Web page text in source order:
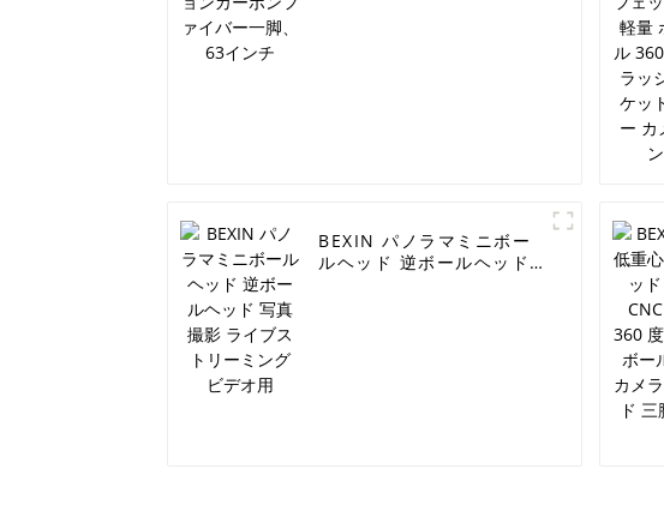
BEXIN パノラマミニボー
ルヘッド 逆ボールヘッド